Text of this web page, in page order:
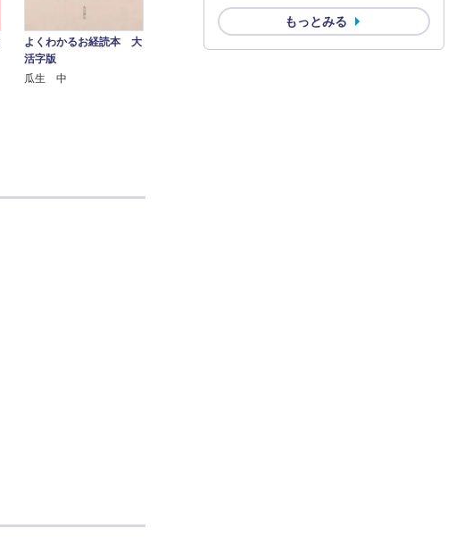
もっとみる
よくわかるお経読本 大
活字版
瓜生 中